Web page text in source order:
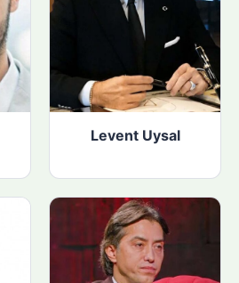
Levent Uysal